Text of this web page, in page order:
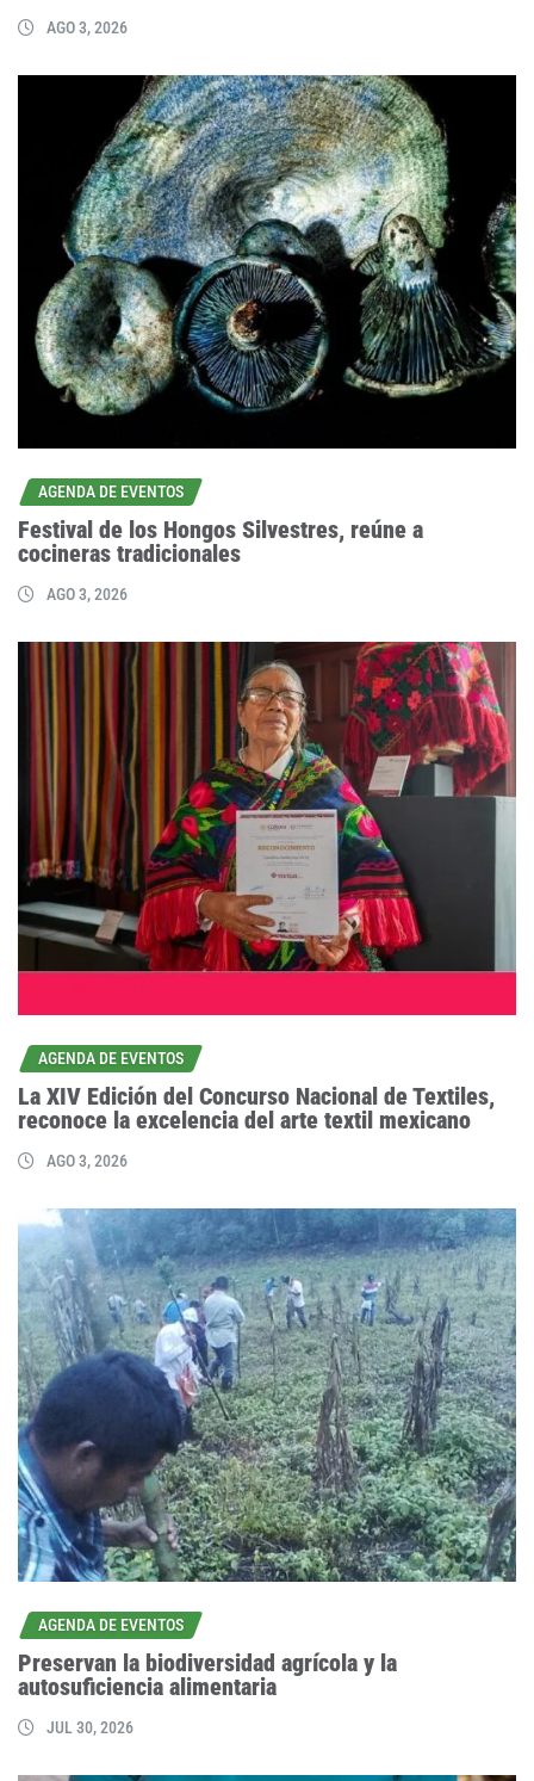
AGO 3, 2026
AGENDA DE EVENTOS
Festival de los Hongos Silvestres, reúne a
cocineras tradicionales
AGO 3, 2026
AGENDA DE EVENTOS
La XIV Edición del Concurso Nacional de Textiles,
reconoce la excelencia del arte textil mexicano
AGO 3, 2026
AGENDA DE EVENTOS
Preservan la biodiversidad agrícola y la
autosuficiencia alimentaria
JUL 30, 2026